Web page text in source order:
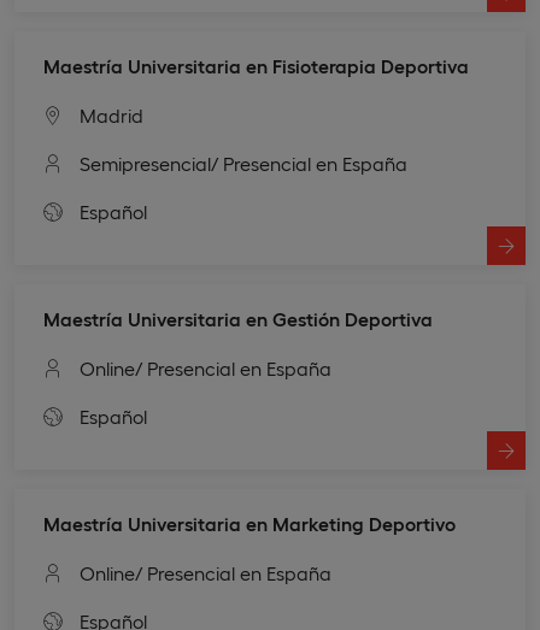
Maestría Universitaria en Fisioterapia Deportiva
Madrid
Semipresencial/ Presencial en España
Español
Maestría Universitaria en Gestión Deportiva
Online/ Presencial en España
Español
Maestría Universitaria en Marketing Deportivo
Online/ Presencial en España
Español